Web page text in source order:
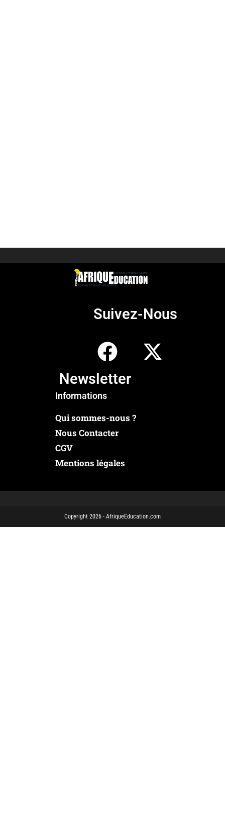
Suivez-Nous
Newsletter
Informations
Qui sommes-nous ?
Nous Contacter
CGV
Mentions légales
Copyright 2026 - AfriqueEducation.com